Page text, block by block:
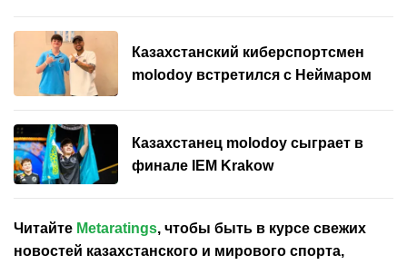
Казахстанский киберспортсмен
molodoy встретился с Неймаром
Казахстанец molodoy сыграет в
финале IEM Krakow
Читайте Metaratings, чтобы быть в курсе свежих
новостей казахстанского и мирового спорта,